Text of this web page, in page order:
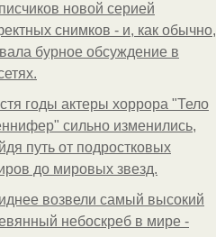
новой серией
снимков - и, как обычно,
бурное обсуждение в
годы актеры хоррора "Тело
сильно изменились,
путь от подростковых
до мировых звезд.
возвели самый высокий
небоскреб в мире -